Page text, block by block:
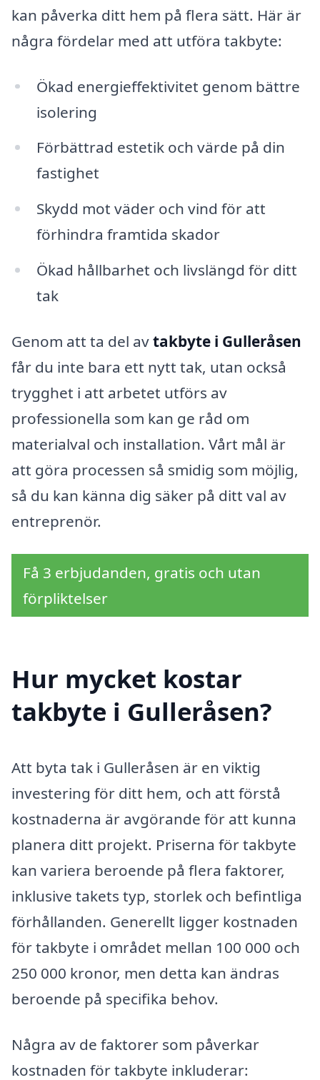
kan påverka ditt hem på flera sätt. Här är
några fördelar med att utföra takbyte:
Ökad energieffektivitet genom bättre
isolering
Förbättrad estetik och värde på din
fastighet
Skydd mot väder och vind för att
förhindra framtida skador
Ökad hållbarhet och livslängd för ditt
tak
Genom att ta del avtakbyte i Gulleråsen
får du inte bara ett nytt tak, utan också
trygghet i att arbetet utförs av
professionella som kan ge råd om
materialval och installation. Vårt mål är
att göra processen så smidig som möjlig,
så du kan känna dig säker på ditt val av
entreprenör.
Få 3 erbjudanden, gratis och utan
förpliktelser
Hur mycket kostar
takbyte i Gulleråsen?
Att byta tak i Gulleråsen är en viktig
investering för ditt hem, och att förstå
kostnaderna är avgörande för att kunna
planera ditt projekt. Priserna för takbyte
kan variera beroende på flera faktorer,
inklusive takets typ, storlek och befintliga
förhållanden. Generellt ligger kostnaden
för takbyte i området mellan 100 000 och
250 000 kronor, men detta kan ändras
beroende på specifika behov.
Några av de faktorer som påverkar
kostnaden för takbyte inkluderar: